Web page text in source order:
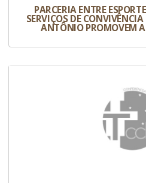
PARCERIA ENTRE
SERVIÇOS DE
ANTÔNIO PROMOVEM